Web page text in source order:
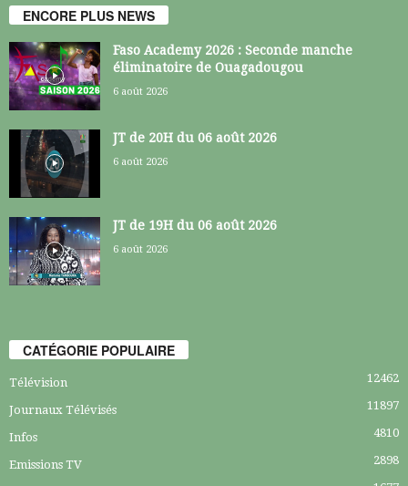
ENCORE PLUS NEWS
Faso Academy 2026 : Seconde manche
éliminatoire de Ouagadougou
6 août 2026
JT de 20H du 06 août 2026
6 août 2026
JT de 19H du 06 août 2026
6 août 2026
CATÉGORIE POPULAIRE
Télévision 12462
Journaux Télévisés 11897
Infos 4810
Emissions TV 2898